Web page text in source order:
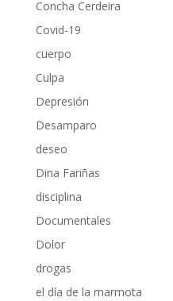
Concha Cerdeira
Covid-19
cuerpo
Culpa
Depresión
Desamparo
deseo
Dina Fariñas
disciplina
Documentales
Dolor
drogas
el día de la marmota